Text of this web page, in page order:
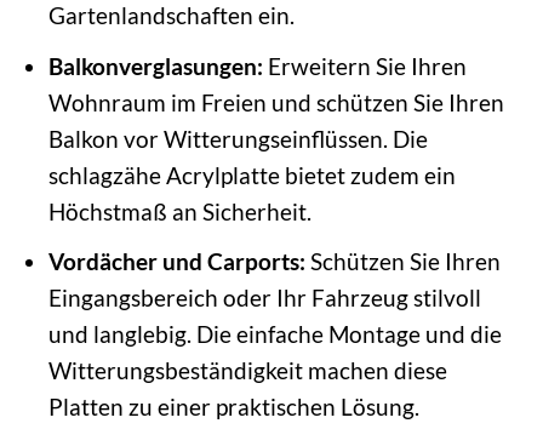
Gartenlandschaften ein.
Balkonverglasungen: Erweitern Sie Ihren
Wohnraum im Freien und schützen Sie Ihren
Balkon vor Witterungseinflüssen. Die
schlagzähe Acrylplatte bietet zudem ein
Höchstmaß an Sicherheit.
Vordächer und Carports: Schützen Sie Ihren
Eingangsbereich oder Ihr Fahrzeug stilvoll
und langlebig. Die einfache Montage und die
Witterungsbeständigkeit machen diese
Platten zu einer praktischen Lösung.